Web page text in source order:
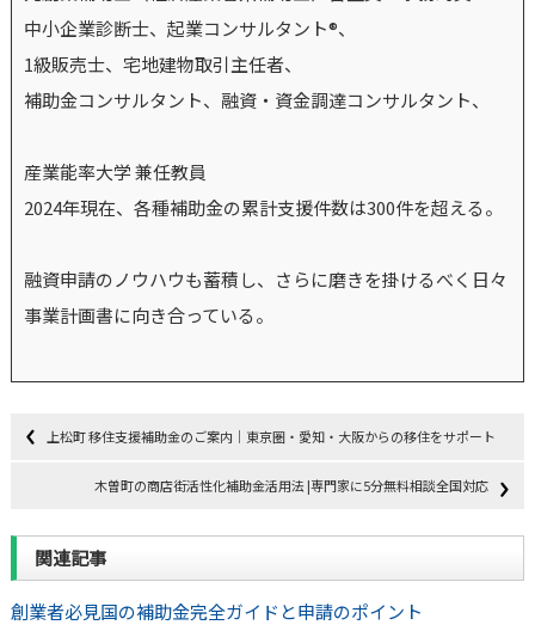
中小企業診断士、起業コンサルタント®、
1級販売士、宅地建物取引主任者、
補助金コンサルタント、融資・資金調達コンサルタント、
産業能率大学 兼任教員
2024年現在、各種補助金の累計支援件数は300件を超える。
融資申請のノウハウも蓄積し、さらに磨きを掛けるべく日々
事業計画書に向き合っている。
上松町 移住支援補助金のご案内｜東京圏・愛知・大阪からの移住をサポート
木曽町の商店街活性化補助金活用法 |専門家に5分無料相談全国対応
関連記事
創業者必見国の補助金完全ガイドと申請のポイント